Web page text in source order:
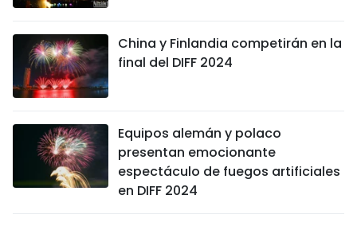
РУССКИЙ
China y Finlandia competirán en la
final del DIFF 2024
Equipos alemán y polaco
presentan emocionante
espectáculo de fuegos artificiales
en DIFF 2024